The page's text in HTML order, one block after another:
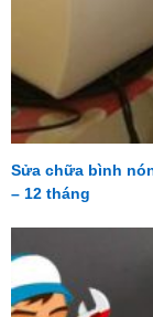
Sửa chữa bình
– 12 tháng